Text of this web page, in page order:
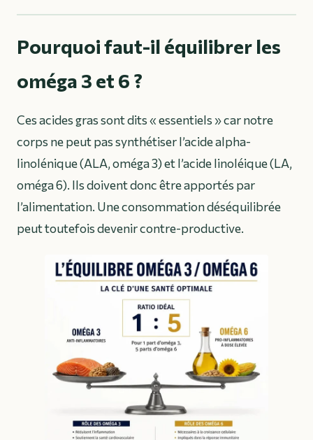
Pourquoi faut-il équilibrer les
oméga 3 et 6 ?
Ces acides gras sont dits « essentiels » car notre
corps ne peut pas synthétiser l’acide alpha-
linolénique (ALA, oméga 3) et l’acide linoléique (LA,
oméga 6). Ils doivent donc être apportés par
l’alimentation. Une consommation déséquilibrée
peut toutefois devenir contre-productive.